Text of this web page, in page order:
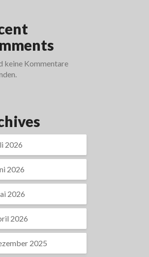
keine Kommentare
2026
2026
2026
2026
2025